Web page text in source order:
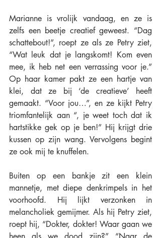
Marianne is vrolijk vandaag, en ze is
zelfs een beetje creatief geweest. “Dag
schattebout!”, roept ze als ze Petry ziet,
“Wat leuk dat je langskomt! Kom even
mee, ik heb net een verrassing voor je.”
Op haar kamer pakt ze een hartje van
klei, dat ze bij ‘de creatieve’ heeft
gemaakt. “Voor jou…”, en ze kijkt Petry
triomfantelijk aan “, je weet toch dat ik
hartstikke gek op je ben!” Hij krijgt drie
kussen op zijn wang. Vervolgens begint
ze ook mij te knuffelen.
Buiten op een bankje zit een klein
mannetje, met diepe denkrimpels in het
voorhoofd. Hij lijkt verzonken in
melancholiek gemijmer. Als hij Petry ziet,
roept hij, “Dokter, dokter! Waar gaan we